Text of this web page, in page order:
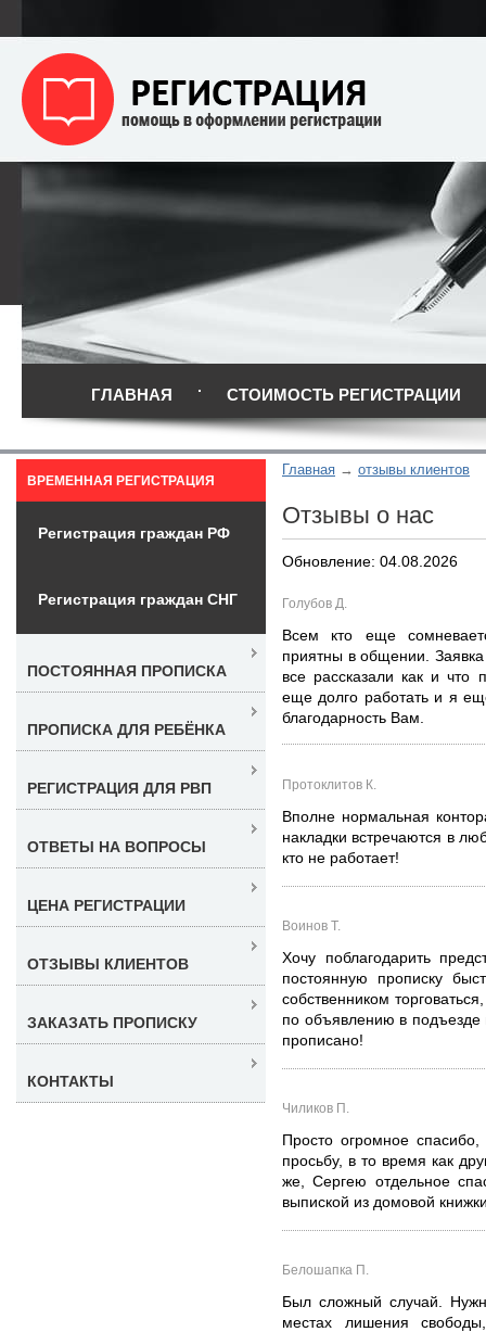
ГЛАВНАЯ СТОИМОСТЬ РЕГИСТРАЦИИ
Главная отзывы клиентов
Отзывы о нас
Обновление: 04.08.2026
Голубов Д.
Всем кто еще
приятны в общении.
все рассказали как и что
еще долго работать и я
благодарность Вам.
Протоклитов К.
Вполне нормальная
накладки встречаются в
кто не работает!
Воинов Т.
Хочу поблагодарить
постоянную прописку
собственником
по объявлению в подъезде
прописано!
Чиликов П.
Просто огромное
просьбу, в то время как
же, Сергею отдельное
выпиской из домовой
Белошапка П.
Был сложный случай.
местах лишения
ВРЕМЕННАЯ РЕГИСТРАЦИЯ
Регистрация граждан РФ
Регистрация граждан СНГ
ПОСТОЯННАЯ ПРОПИСКА
ПРОПИСКА ДЛЯ РЕБЁНКА
РЕГИСТРАЦИЯ ДЛЯ РВП
ОТВЕТЫ НА ВОПРОСЫ
ЦЕНА РЕГИСТРАЦИИ
ОТЗЫВЫ КЛИЕНТОВ
ЗАКАЗАТЬ ПРОПИСКУ
КОНТАКТЫ